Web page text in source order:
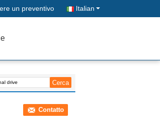
un preventivo Italian
Contatto